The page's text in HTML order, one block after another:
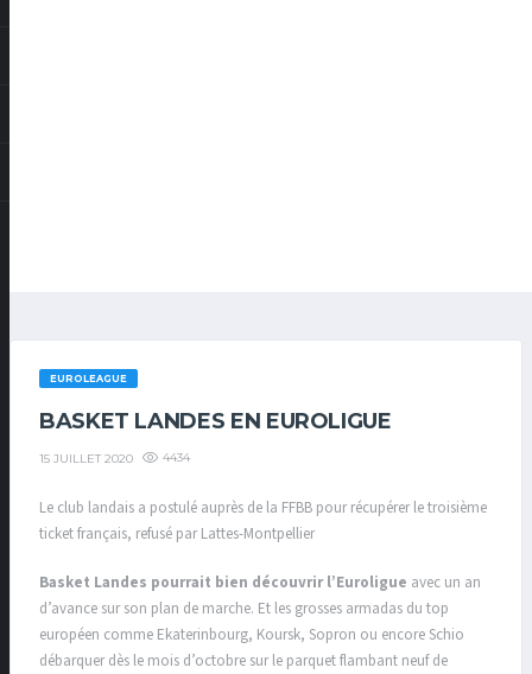
EUROLEAGUE
BASKET LANDES EN EUROLIGUE
15 JUILLET 2020 4434
Le club landais a postulé auprès de la FFBB pour récupérer le troisième
ticket français, refusé par Lattes-Montpellier
Basket Landes pourrait bien découvrir l’Euroligue avec un an
d’avance sur son plan de marche. Et les grosses armadas du top
européen comme Ekaterinbourg, Koursk, Sopron ou encore Schio
débarquer dès le mois d’octobre sur le parquet flambant neuf de